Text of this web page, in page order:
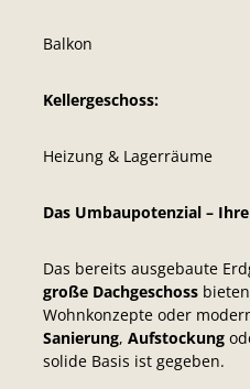
Balkon
Kellergeschoss:
Heizung & Lagerräume
Das Umbaupotenzial –
Das bereits ausgebaute
große Dachgeschossbieten
Wohnkonzepte oder
Sanierung, Aufstockung
solide Basis ist gegeben.